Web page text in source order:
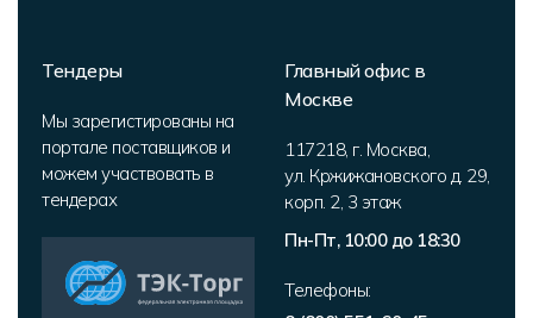
Тендеры
Мы зарегистированы на
портале поставщиков и
можем участвовать в
тендерах
Главный офис в
Москве
117218, г. Москва,
ул. Кржижановского д. 29,
корп. 2, 3 этаж
Пн-Пт, 10:00 до 18:30
Телефоны: